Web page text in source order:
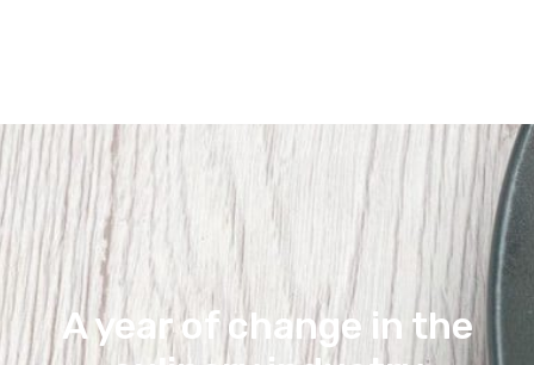
A year of change in the